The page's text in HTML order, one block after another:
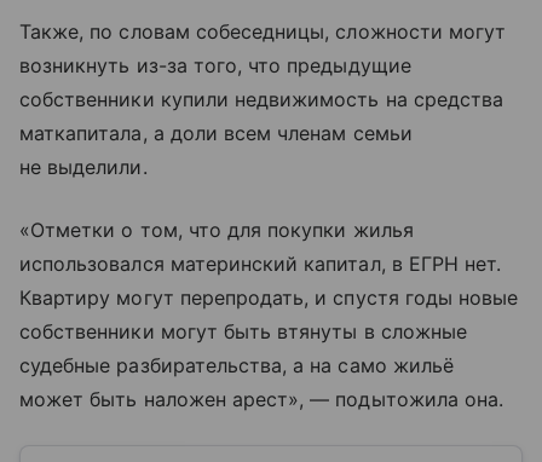
Также, по словам собеседницы, сложности могут
возникнуть из-за того, что предыдущие
собственники купили недвижимость на средства
маткапитала, а доли всем членам семьи
не выделили.
«Отметки о том, что для покупки жилья
использовался материнский капитал, в ЕГРН нет.
Квартиру могут перепродать, и спустя годы новые
собственники могут быть втянуты в сложные
судебные разбирательства, а на само жильё
может быть наложен арест», — подытожила она.